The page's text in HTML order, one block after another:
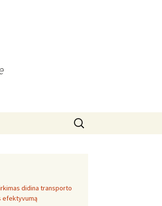
Search
for:
didina transporto
efektyvumą